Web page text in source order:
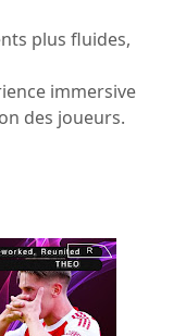
plus fluides,
immersive
des joueurs.